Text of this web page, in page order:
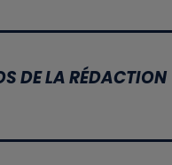
DE LA RÉDACTION